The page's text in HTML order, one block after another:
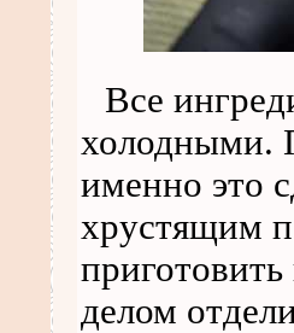
Все
холодными.
именно это
хрустящим
делом